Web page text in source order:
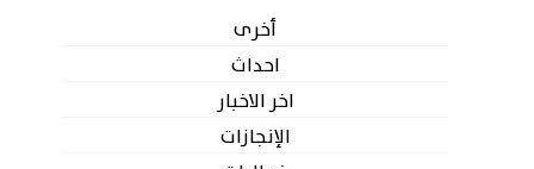
أخرى
احداث
اخر الاخبار
الإنجازات